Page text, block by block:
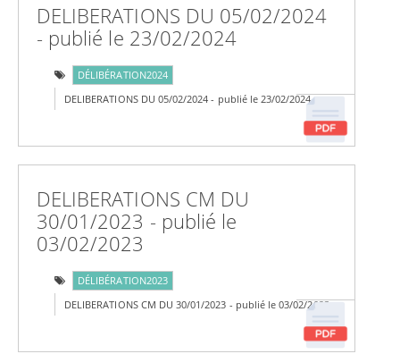
DELIBERATIONS DU 05/02/2024
- publié le 23/02/2024
DÉLIBÉRATION2024
DELIBERATIONS DU 05/02/2024 - publié le 23/02/2024
DELIBERATIONS CM DU
30/01/2023 - publié le
03/02/2023
DÉLIBÉRATION2023
DELIBERATIONS CM DU 30/01/2023 - publié le 03/02/2023